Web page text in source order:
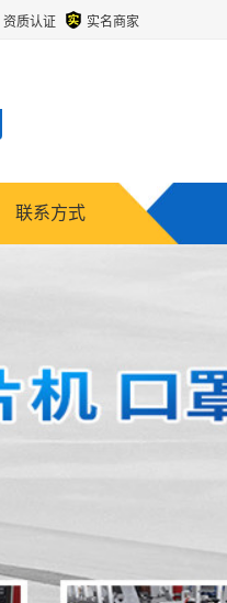
资质认证 实名商家
联系方式